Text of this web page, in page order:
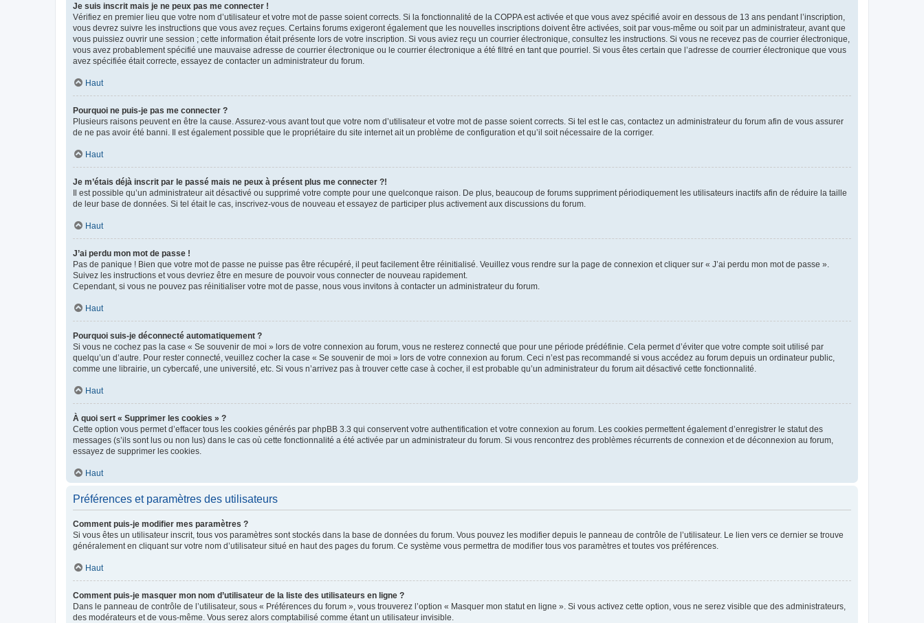
Je suis inscrit mais je ne peux pas me connecter !
Vérifiez en premier lieu que votre nom d’utilisateur et votre mot de passe soient corrects. Si la fonctionnalité de la COPPA est activée et que vous avez spécifié avoir en dessous de 13 ans pendant l’inscription,
vous devrez suivre les instructions que vous avez reçues. Certains forums exigeront également que les nouvelles inscriptions doivent être activées, soit par vous-même ou soit par un administrateur, avant que
vous puissiez ouvrir une session ; cette information était présente lors de votre inscription. Si vous aviez reçu un courrier électronique, consultez les instructions. Si vous ne recevez pas de courrier électronique,
vous avez probablement spécifié une mauvaise adresse de courrier électronique ou le courrier électronique a été filtré en tant que pourriel. Si vous êtes certain que l’adresse de courrier électronique que vous
avez spécifiée était correcte, essayez de contacter un administrateur du forum.
Haut
Pourquoi ne puis-je pas me connecter ?
Plusieurs raisons peuvent en être la cause. Assurez-vous avant tout que votre nom d’utilisateur et votre mot de passe soient corrects. Si tel est le cas, contactez un administrateur du forum afin de vous assurer
de ne pas avoir été banni. Il est également possible que le propriétaire du site internet ait un problème de configuration et qu’il soit nécessaire de la corriger.
Haut
Je m’étais déjà inscrit par le passé mais ne peux à présent plus me connecter ?!
Il est possible qu’un administrateur ait désactivé ou supprimé votre compte pour une quelconque raison. De plus, beaucoup de forums suppriment périodiquement les utilisateurs inactifs afin de réduire la taille
de leur base de données. Si tel était le cas, inscrivez-vous de nouveau et essayez de participer plus activement aux discussions du forum.
Haut
J’ai perdu mon mot de passe !
Pas de panique ! Bien que votre mot de passe ne puisse pas être récupéré, il peut facilement être réinitialisé. Veuillez vous rendre sur la page de connexion et cliquer sur « J’ai perdu mon mot de passe ».
Suivez les instructions et vous devriez être en mesure de pouvoir vous connecter de nouveau rapidement.
Cependant, si vous ne pouvez pas réinitialiser votre mot de passe, nous vous invitons à contacter un administrateur du forum.
Haut
Pourquoi suis-je déconnecté automatiquement ?
Si vous ne cochez pas la case « Se souvenir de moi » lors de votre connexion au forum, vous ne resterez connecté que pour une période prédéfinie. Cela permet d’éviter que votre compte soit utilisé par
quelqu’un d’autre. Pour rester connecté, veuillez cocher la case « Se souvenir de moi » lors de votre connexion au forum. Ceci n’est pas recommandé si vous accédez au forum depuis un ordinateur public,
comme une librairie, un cybercafé, une université, etc. Si vous n’arrivez pas à trouver cette case à cocher, il est probable qu’un administrateur du forum ait désactivé cette fonctionnalité.
Haut
À quoi sert « Supprimer les cookies » ?
Cette option vous permet d’effacer tous les cookies générés par phpBB 3.3 qui conservent votre authentification et votre connexion au forum. Les cookies permettent également d’enregistrer le statut des
messages (s’ils sont lus ou non lus) dans le cas où cette fonctionnalité a été activée par un administrateur du forum. Si vous rencontrez des problèmes récurrents de connexion et de déconnexion au forum,
essayez de supprimer les cookies.
Haut
Préférences et paramètres des utilisateurs
Comment puis-je modifier mes paramètres ?
Si vous êtes un utilisateur inscrit, tous vos paramètres sont stockés dans la base de données du forum. Vous pouvez les modifier depuis le panneau de contrôle de l’utilisateur. Le lien vers ce dernier se trouve
généralement en cliquant sur votre nom d’utilisateur situé en haut des pages du forum. Ce système vous permettra de modifier tous vos paramètres et toutes vos préférences.
Haut
Comment puis-je masquer mon nom d’utilisateur de la liste des utilisateurs en ligne ?
Dans le panneau de contrôle de l’utilisateur, sous « Préférences du forum », vous trouverez l’option « Masquer mon statut en ligne ». Si vous activez cette option, vous ne serez visible que des administrateurs,
des modérateurs et de vous-même. Vous serez alors comptabilisé comme étant un utilisateur invisible.